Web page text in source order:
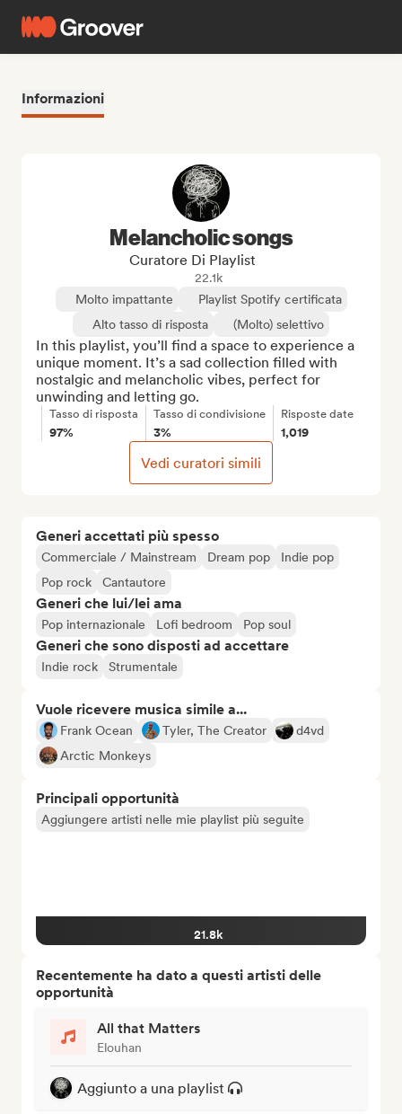
Informazioni
Generi accettati più spesso
Commerciale / Mainstream Dream pop
Indie pop
Pop rock
Cantautore
Generi che lui/lei ama
Pop internazionale Lofi bedroom Pop soul
Generi che sono disposti ad accettare
Indie rock Strumentale
Vuole ricevere musica simile a...
Frank Ocean Tyler, The Creator
d4vd
Arctic Monkeys
Principali opportunità
Aggiungere artisti nelle mie playlist più seguite
21.8k
Recentemente ha dato a questi artisti delle
opportunità
All that Matters
Elouhan
Aggiunto a una playlist
Melancholic songs
Curatore Di Playlist
22.1k
Molto impattante
Playlist Spotify certificata
Alto tasso di risposta
(Molto) selettivo
In this playlist, you’ll find a space to experience a
unique moment. It’s a sad collection filled with
nostalgic and melancholic vibes, perfect for
unwinding and letting go.
Tasso di risposta
97%
Tasso di condivisione
3%
Risposte date
1,019
Vedi curatori simili